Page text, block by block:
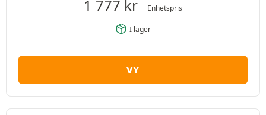
1 777 kr Enhetspris
I lager
VY